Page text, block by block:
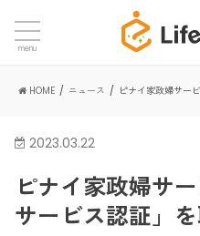
menu
HOME ニュース ピナイ家政婦サー
2023.03.22
ピナイ家政婦サ
サービス認証」